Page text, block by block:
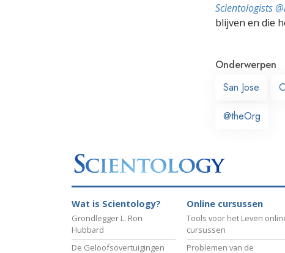
Scientologists
blijven en die
Onderwerpen
San Jose
@theOrg
Wat is Scientology?
Grondlegger L. Ron
Hubbard
De Geloofsovertuigingen
Online cursussen
Tools voor het Leven
cursussen
Problemen van de